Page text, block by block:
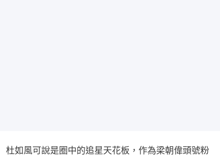
杜如風可說是圈中的追星天花板，作為梁朝偉頭號粉